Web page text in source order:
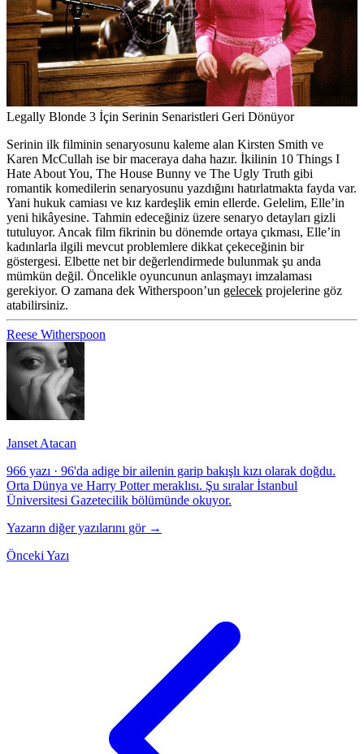
Legally Blonde 3 İçin Serinin Senaristleri Geri Dönüyor
Serinin ilk filminin senaryosunu kaleme alan Kirsten Smith ve
Karen McCullah ise bir maceraya daha hazır. İkilinin 10 Things I
Hate About You, The House Bunny ve The Ugly Truth gibi
romantik komedilerin senaryosunu yazdığını hatırlatmakta fayda var.
Yani hukuk camiası ve kız kardeşlik emin ellerde. Gelelim, Elle’in
yeni hikâyesine. Tahmin edeceğiniz üzere senaryo detayları gizli
tutuluyor. Ancak film fikrinin bu dönemde ortaya çıkması, Elle’in
kadınlarla ilgili mevcut problemlere dikkat çekeceğinin bir
göstergesi. Elbette net bir değerlendirmede bulunmak şu anda
mümkün değil. Öncelikle oyuncunun anlaşmayı imzalaması
gerekiyor. O zamana dek Witherspoon’un gelecek projelerine göz
atabilirsiniz.
Reese Witherspoon
Janset Atacan
966 yazı · 96'da adige bir ailenin garip bakışlı kızı olarak doğdu.
Orta Dünya ve Harry Potter meraklısı. Şu sıralar İstanbul
Üniversitesi Gazetecilik bölümünde okuyor.
Yazarın diğer yazılarını gör →
Önceki Yazı